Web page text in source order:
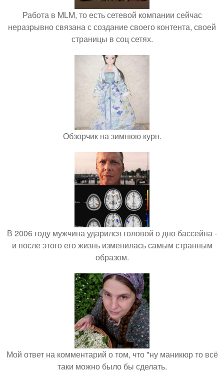
Работа в MLM, то есть сетевой компании сейчас
неразрывно связана с создание своего контента, своей
страницы в соц сетях.
Обзорчик на зимнюю курн.
В 2006 году мужчина ударился головой о дно бассейна -
и после этого его жизнь изменилась самым странным
образом.
Мой ответ на комментарий о том, что "ну маникюр то всё
таки можно было бы сделать.